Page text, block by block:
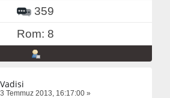
359
Rom: 8
Temmuz 2013, 16:17:00 »